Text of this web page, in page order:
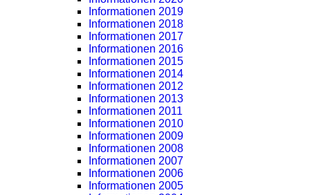
Informationen 2019
Informationen 2018
Informationen 2017
Informationen 2016
Informationen 2015
Informationen 2014
Informationen 2012
Informationen 2013
Informationen 2011
Informationen 2010
Informationen 2009
Informationen 2008
Informationen 2007
Informationen 2006
Informationen 2005